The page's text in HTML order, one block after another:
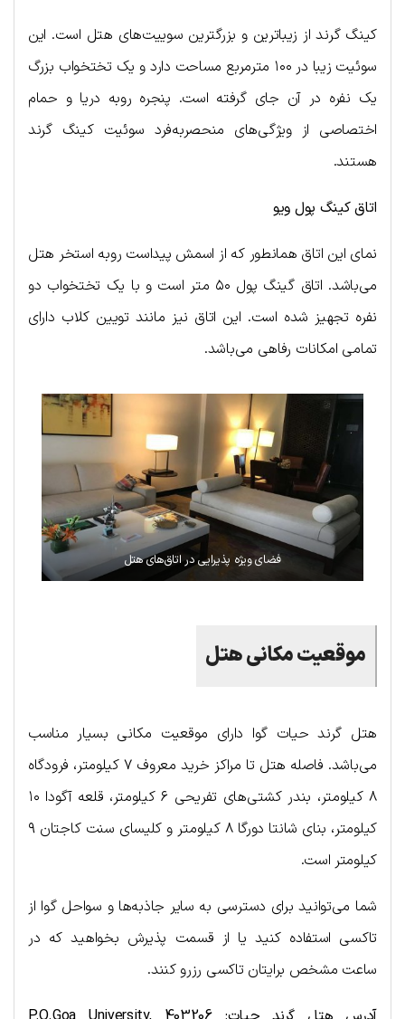
کینگ گرند از زیباترین و بزرگترین سوییت‌های هتل است. این
سوئیت زیبا در ۱۰۰ مترمربع مساحت دارد و یک تختخواب بزرگ
یک نفره در آن جای گرفته است. پنجره روبه دریا و حمام
اختصاصی از ویژگی‌های منحصربه‌فرد سوئیت کینگ گرند
هستند.
اتاق کینگ پول ویو
نمای این اتاق همانطور که از اسمش پیداست روبه استخر هتل
می‌باشد. اتاق گینگ پول ۵۰ متر است و با یک تختخواب دو
نفره تجهیز شده است. این اتاق نیز مانند تویین کلاب دارای
تمامی امکانات رفاهی می‌باشد.
فضای ویژه پذیرایی در اتاق‌های هتل
موقعیت مکانی هتل
هتل گرند حیات گوا دارای موقعیت مکانی بسیار مناسب
می‌باشد. فاصله هتل تا مراکز خرید معروف ۷ کیلومتر، فرودگاه
۸ کیلومتر، بندر کشتی‌های تفریحی ۶ کیلومتر، قلعه آگودا ۱۰
کیلومتر، بنای شانتا دورگا ۸ کیلومتر و کلیسای سنت کاجتان ۹
کیلومتر است.
شما می‌توانید برای دسترسی به سایر جاذبه‌ها و سواحل گوا از
تاکسی استفاده کنید یا از قسمت پذیرش بخواهید که در
ساعت مشخص برایتان تاکسی رزرو کنند.